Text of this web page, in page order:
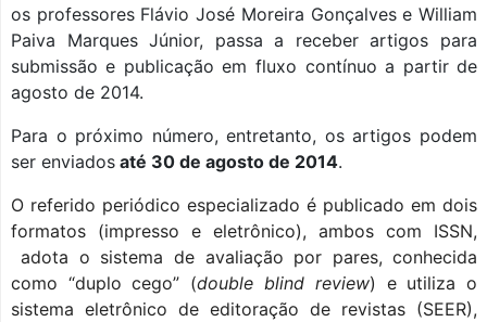
os professores Flávio José Moreira Gonçalves e William
Paiva Marques Júnior, passa a receber artigos para
submissão e publicação em fluxo contínuo a partir de
agosto de 2014.
Para o próximo número, entretanto, os artigos podem
ser enviadosaté 30 de agosto de 2014.
O referido periódico especializado é publicado em dois
formatos (impresso e eletrônico), ambos com ISSN,
adota o sistema de avaliação por pares, conhecida
como “duplo cego” (double blind review) e utiliza o
sistema eletrônico de editoração de revistas (SEER),